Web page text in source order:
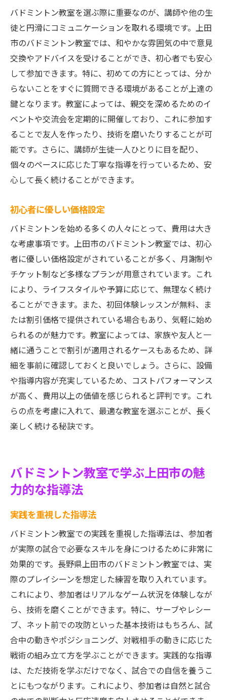
バドミントン教室を選ぶ際に重要なのが、講師や他の生
徒と円滑にコミュニケーションを取れる環境です。上田
市のバドミントン教室では、和やかな雰囲気の中で意見
交換やアドバイスを受けることができ、初心者でも安心
して参加できます。特に、初めての方にとっては、分か
らないことをすぐに質問できる環境があることが上達の
鍵となります。教室によっては、親交を深めるためのイ
ベントや交流会を定期的に開催しており、これに参加す
ることで友人を作ったり、技術を磨いたりすることが可
能です。さらに、講師が生徒一人ひとりに目を配り、
個々のペースに応じた丁寧な指導を行っているため、安
心して長く続けることができます。
初心者に優しい価格設定
バドミントンを始める多くの人々にとって、費用は大き
な考慮事項です。上田市のバドミントン教室では、初心
者に優しい価格設定がされていることが多く、月謝制や
チケット制など多様なプランが用意されています。これ
により、ライフスタイルや予算に応じて、無理なく続け
ることができます。また、初回体験レッスンが無料、ま
たは割引価格で提供されている場合もあり、気軽に始め
られるのが魅力です。教室によっては、家族や友人と一
緒に通うことで割引が適用されるケースもあるため、詳
細を事前に確認しておくと良いでしょう。さらに、設備
や指導内容が充実しているため、コストパフォーマンス
が高く、費用以上の価値を感じられると評判です。これ
らの点を考慮に入れて、最適な教室を選ぶことが、長く
楽しく続ける秘訣です。
バドミントン教室で学ぶ上田市の魅
力的な指導法
実践を重視した指導法
バドミントン教室での実践を重視した指導法は、参加者
が実際の試合で必要なスキルを身につけるために非常に
効果的です。長野県上田市のバドミントン教室では、実
際のプレイシーンを想定した練習を取り入れています。
これにより、参加者はリアルなゲーム状況を体験しなが
ら、技術を磨くことができます。特に、サーブやレシー
ブ、ネット前での攻防といった基本技術はもちろん、試
合中の動きやポジショニング、対戦相手の動きに応じた
戦術の組み立て方を学ぶことができます。実践的な指導
は、ただ技術を学ぶだけでなく、試合での自信を養うこ
とにもつながります。これにより、参加者は自然と試合